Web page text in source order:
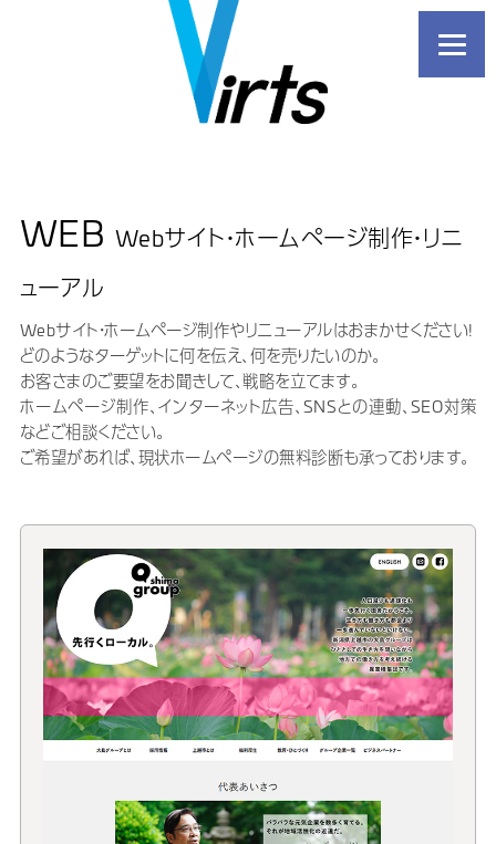
WEB Webサイト・ホームページ制作・リニ
ューアル
Webサイト・ホームページ制作やリニューアルはおまかせください!
どのようなターゲットに何を伝え、何を売りたいのか。
お客さまのご要望をお聞きして、戦略を立てます。
ホームページ制作、インターネット広告、SNSとの連動、SEO対策
などご相談ください。
ご希望があれば、現状ホームページの無料診断も承っております。